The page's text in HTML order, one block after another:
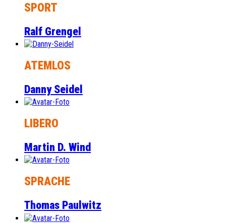
SPORT
Ralf Grengel
ATEMLOS
Danny Seidel
LIBERO
Martin D. Wind
SPRACHE
Thomas Paulwitz